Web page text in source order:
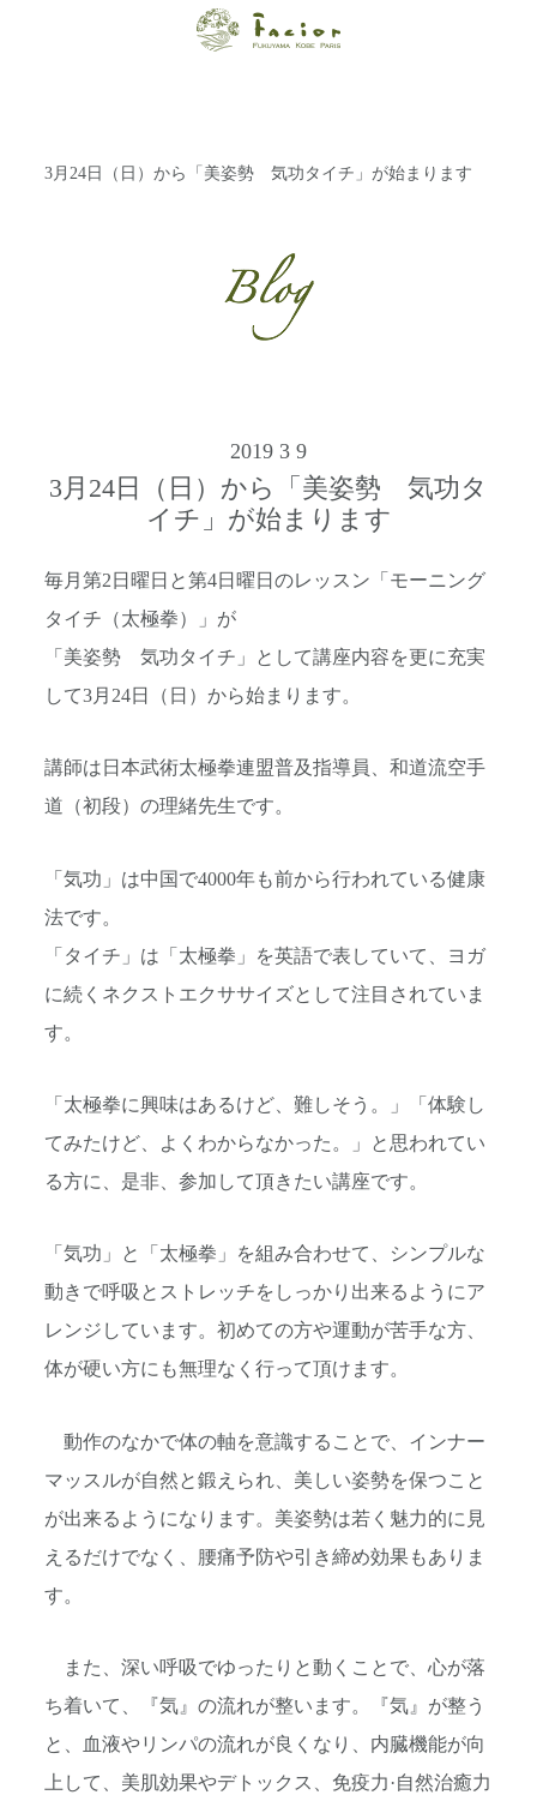
ン ファシオー
輝く美をトータ
ルでご提案しま
す。
3月24日（日）から「美姿勢 気功タイチ」が始まります
2019 3 9
3月24日（日）から「美姿勢 気功タ
イチ」が始まります
毎月第2日曜日と第4日曜日のレッスン「モーニング
タイチ（太極拳）」が
「美姿勢 気功タイチ」として講座内容を更に充実
して3月24日（日）から始まります。
講師は日本武術太極拳連盟普及指導員、和道流空手
道（初段）の理緒先生です。
「気功」は中国で4000年も前から行われている健康
法です。
「タイチ」は「太極拳」を英語で表していて、ヨガ
に続くネクストエクササイズとして注目されていま
す。
「太極拳に興味はあるけど、難しそう。」「体験し
てみたけど、よくわからなかった。」と思われてい
る方に、是非、参加して頂きたい講座です。
「気功」と「太極拳」を組み合わせて、シンプルな
動きで呼吸とストレッチをしっかり出来るようにア
レンジしています。初めての方や運動が苦手な方、
体が硬い方にも無理なく行って頂けます。
動作のなかで体の軸を意識することで、インナー
マッスルが自然と鍛えられ、美しい姿勢を保つこと
が出来るようになります。美姿勢は若く魅力的に見
えるだけでなく、腰痛予防や引き締め効果もありま
す。
また、深い呼吸でゆったりと動くことで、心が落
ち着いて、『気』の流れが整います。『気』が整う
と、血液やリンパの流れが良くなり、内臓機能が向
上して、美肌効果やデトックス、免疫力·自然治癒力